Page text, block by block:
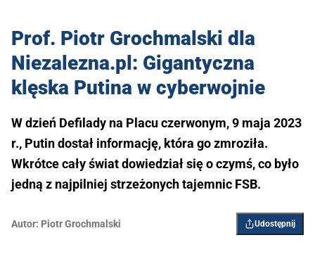
Prof. Piotr Grochmalski dla
Niezalezna.pl: Gigantyczna
klęska Putina w cyberwojnie
W dzień Defilady na Placu czerwonym, 9 maja 2023
r., Putin dostał informację, która go zmroziła.
Wkrótce cały świat dowiedział się o czymś, co było
jedną z najpilniej strzeżonych tajemnic FSB.
Autor: Piotr Grochmalski Udostępnij